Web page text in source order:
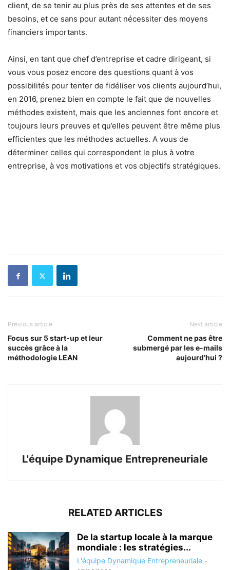
client, de se tenir au plus près de ses attentes et de ses
besoins, et ce sans pour autant nécessiter des moyens
financiers importants.
Ainsi, en tant que chef d’entreprise et cadre dirigeant, si
vous vous posez encore des questions quant à vos
possibilités pour tenter de fidéliser vos clients aujourd’hui,
en 2016, prenez bien en compte le fait que de nouvelles
méthodes existent, mais que les anciennes font encore et
toujours leurs preuves et qu’elles peuvent être même plus
efficientes que les méthodes actuelles. A vous de
déterminer celles qui correspondent le plus à votre
entreprise, à vos motivations et vos objectifs stratégiques.
Previous article
Focus sur 5 start-up et leur
succès grâce à la
méthodologie LEAN
Next article
Comment ne pas être
submergé par les e-mails
aujourd’hui ?
L'équipe Dynamique Entrepreneuriale
RELATED ARTICLES
De la startup locale à la marque
mondiale : les stratégies...
L'équipe Dynamique Entrepreneuriale -